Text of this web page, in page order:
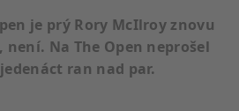
je prý Rory McIlroy znovu
není. Na The Open neprošel
ran nad par.